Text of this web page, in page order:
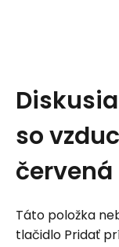
so
Táto položka
tlačidlo Pridať